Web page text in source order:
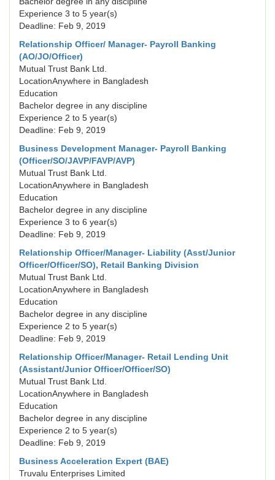
Experience 3 to 5 year(s)
Deadline: Feb 9, 2019
Relationship Officer/ Manager- Payroll Banking
(AO/JO/Officer)
Mutual Trust Bank Ltd.
LocationAnywhere in Bangladesh
Education
Bachelor degree in any discipline
Experience 2 to 5 year(s)
Deadline: Feb 9, 2019
Business Development Manager- Payroll Banking
(Officer/SO/JAVP/FAVP/AVP)
Mutual Trust Bank Ltd.
LocationAnywhere in Bangladesh
Education
Bachelor degree in any discipline
Experience 3 to 6 year(s)
Deadline: Feb 9, 2019
Relationship Officer/Manager- Liability (Asst/Junior
Officer/Officer/SO), Retail Banking Division
Mutual Trust Bank Ltd.
LocationAnywhere in Bangladesh
Education
Bachelor degree in any discipline
Experience 2 to 5 year(s)
Deadline: Feb 9, 2019
Relationship Officer/Manager- Retail Lending Unit
(Assistant/Junior Officer/Officer/SO)
Mutual Trust Bank Ltd.
LocationAnywhere in Bangladesh
Education
Bachelor degree in any discipline
Experience 2 to 5 year(s)
Deadline: Feb 9, 2019
Business Acceleration Expert (BAE)
Truvalu Enterprises Limited